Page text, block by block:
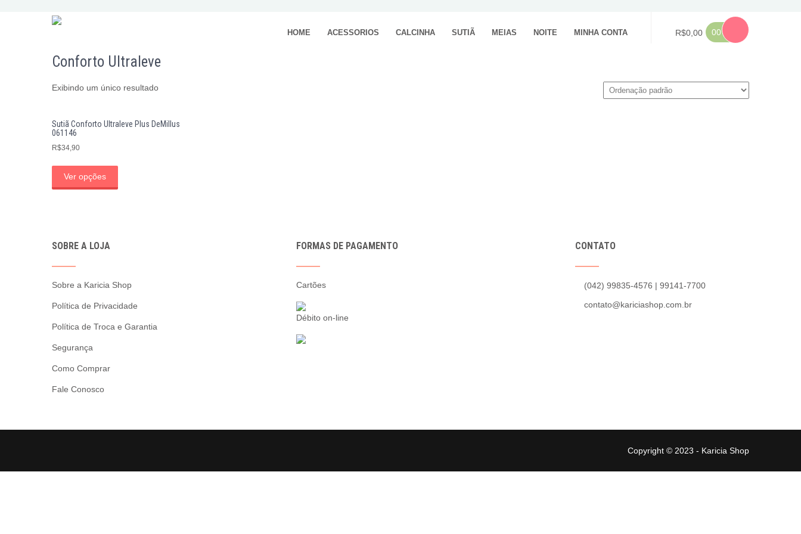
00
R$0,00
HOME ACESSORIOS CALCINHA SUTIÃ MEIAS NOITE MINHA CONTA
Conforto Ultraleve
Exibindo um único resultado
Sutiã Conforto Ultraleve Plus DeMillus
061146
R$34,90
Ver opções
SOBRE A LOJA
Sobre a Karicia Shop
Política de Privacidade
Política de Troca e Garantia
Segurança
Como Comprar
Fale Conosco
FORMAS DE PAGAMENTO
Cartões
Débito on-line
CONTATO
(042) 99835-4576 | 99141-7700
contato@kariciashop.com.br
Copyright © 2023 - Karicia Shop